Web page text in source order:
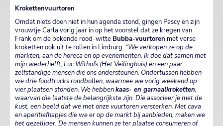
Krokettenvuurtoren
Omdat niets doen niet in hun agenda stond, gingen Pascy en zijn
vrouwtje Carla vorig jaar in op het voorstel dat ze kregen van
Frank om de bekende rood-witte Bubba-vuurtoren met verse
kroketten ook uit te rollen in Limburg. “We verkopen ze op de
markten, aan de horeca en op evenementen. Ik doe dat samen met
mijn wederhelft, Luc Withofs (Het Veilinghuis) en een paar
zelfstandige mensen die ons ondersteunen. Ondertussen hebben
we drie foodtrucks rondbollen, waarmee we vorig weekend op
vier plaatsen stonden. We hebbenkaas- en garnaalkroketten,
waarvan die laatste de belangrijkste zijn. Die associeer je met de
kust, een beeld dat we met onze vuurtoren versterken. Met cava
en aperitiefhapjes die we er op de markt bij aanbieden, maken we
het gezelliger. De mensen kunnen ze ter plaatse consumeren of